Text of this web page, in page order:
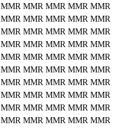
MMR MMR MMR MMR MMR
MMR MMR MMR MMR MMR
MMR MMR MMR MMR MMR
MMR MMR MMR MMR MMR
MMR MMR MMR MMR MMR
MMR MMR MMR MMR MMR
MMR MMR MMR MMR MMR
MMR MMR MMR MMR MMR
MMR MMR MMR MMR MMR
MMR MMR MMR MMR MMR